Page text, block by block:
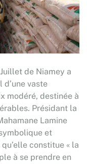
de Niamey a
vaste
modéré, destinée à
Présidant la
Lamine
et
constitue « la
à se prendre en